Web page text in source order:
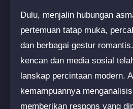
Dulu, menjalin hubungan
pertemuan tatap muka,
dan berbagai gestur
kencan dan media sosial
lanskap percintaan modern.
kemampuannya
memberikan respons yang